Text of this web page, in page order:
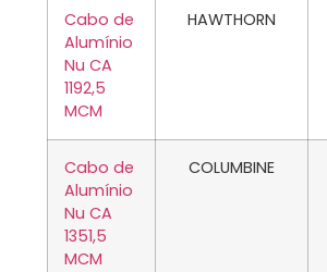
Cabo de
Alumínio
Nu CA
1192,5
MCM
HAWTHORN
Cabo de
Alumínio
Nu CA
1351,5
MCM
COLUMBINE